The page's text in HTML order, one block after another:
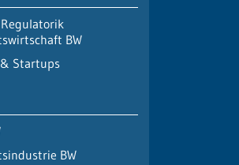
BW
Startups
BW